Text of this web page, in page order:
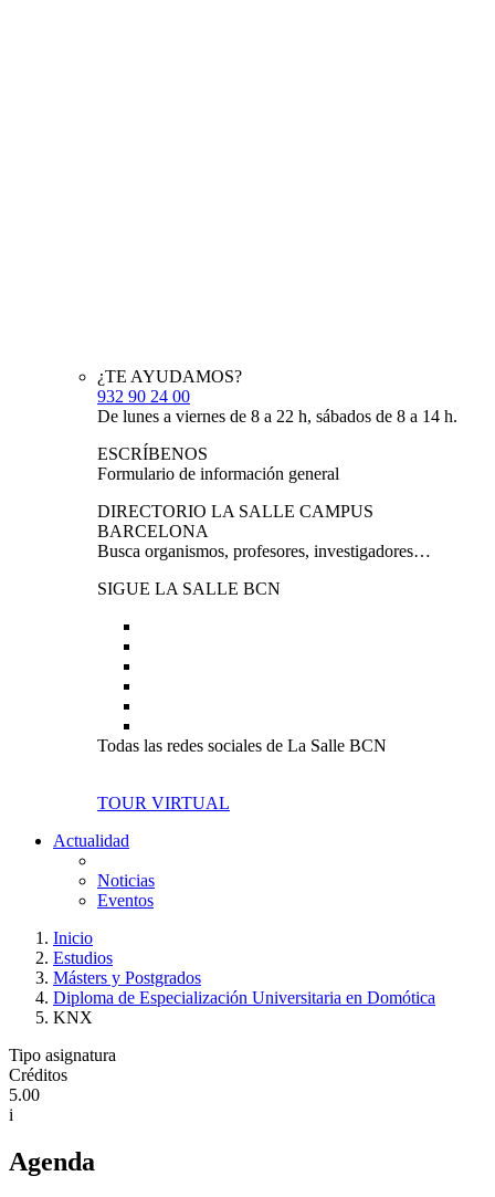
¿TE AYUDAMOS?
932 90 24 00
De lunes a viernes de 8 a 22 h, sábados de 8 a 14 h.
ESCRÍBENOS
Formulario de información general
DIRECTORIO LA SALLE CAMPUS
BARCELONA
Busca organismos, profesores, investigadores…
SIGUE LA SALLE BCN
Todas las redes sociales de La Salle BCN
TOUR VIRTUAL
Actualidad
Noticias
Eventos
Inicio
Estudios
Másters y Postgrados
Diploma de Especialización Universitaria en Domótica
KNX
Tipo asignatura
Créditos
5.00
i
Agenda